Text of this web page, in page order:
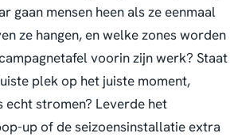
gaan mensen heen als ze eenmaal
ze hangen, en welke zones worden
voorin zijn werk? Staat
plek op het juiste moment,
echt stromen? Leverde het
up of de seizoensinstallatie extra